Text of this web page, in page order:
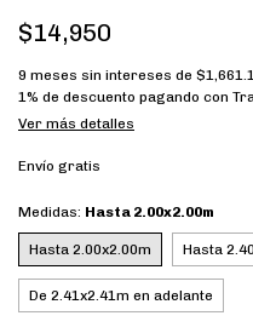
$14,950
9 meses sin intereses de
1% de descuento pagando con
Ver más detalles
Envío gratis
Medidas: Hasta 2.00x2.00m
Hasta 2.00x2.00m Hasta
De 2.41x2.41m en adelante